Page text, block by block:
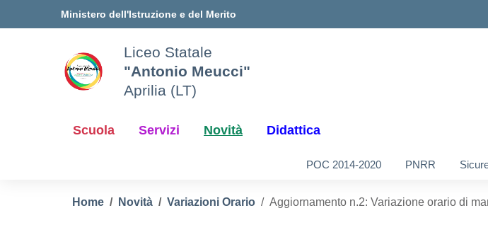
Ministero dell'Istruzione e del Merito
Liceo Statale
"Antonio Meucci"
Aprilia (LT)
Scuola Servizi Novità Didattica
POC 2014-2020 PNRR
Home Novità Variazioni Orario Aggiornamento n.2: Variazione orario di